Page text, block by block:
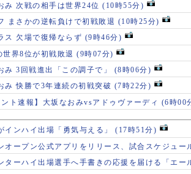
み 次戦の相手は世界24位 (10時55分)
まさかの逆転負けで初戦敗退 (10時25分)
ス 欠場で復帰ならず (9時46分)
世界8位が初戦敗退 (9時07分)
み 3回戦進出「この調子で」 (8時06分)
み 快勝で3年連続の初戦突破 (7時22分)
ント速報】大坂なおみvsアドゥヴァーディ (6時00
インハイ出場「勇気与える」 (17時51分)
オープン公式アプリをリリース、試合スケジュー
ターハイ出場選手へ手書きの応援を届ける「エー